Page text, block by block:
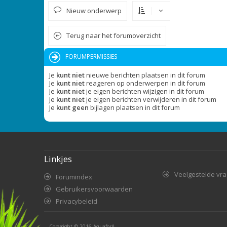
Nieuw onderwerp
Terug naar het forumoverzicht
FORUMPERMISSIES
Je kunt nietnieuwe berichten plaatsen in dit forum
Je kunt nietreageren op onderwerpen in dit forum
Je kunt nietje eigen berichten wijzigen in dit forum
Je kunt nietje eigen berichten verwijderen in dit forum
Je kunt geen bijlagen plaatsen in dit forum
Linkjes
Forumindex
Gebruikersvoorwaarden
Privacybeleid
Veelgestelde